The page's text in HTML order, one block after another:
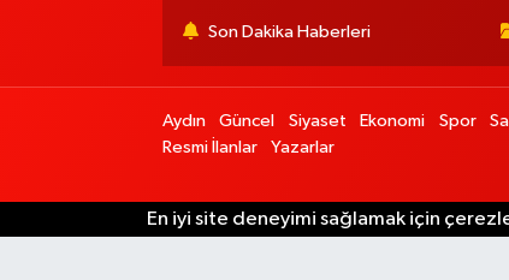
Son Dakika Haberleri
Aydın Güncel Siyaset Ekonomi Spor
Resmi İlanlar
Yazarlar
En iyi site deneyimi sağlamak için